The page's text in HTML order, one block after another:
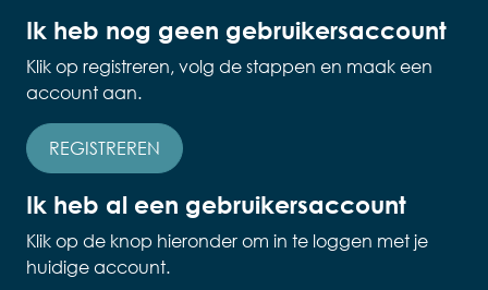
Ik heb nog geen gebruikersaccount
Klik op registreren, volg de stappen en maak een
account aan.
REGISTREREN
Ik heb al een gebruikersaccount
Klik op de knop hieronder om in te loggen met je
huidige account.